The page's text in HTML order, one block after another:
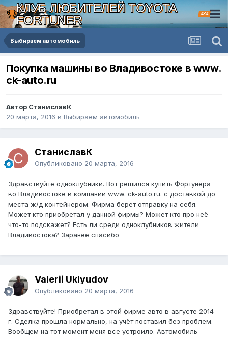
КЛУБ ЛЮБИТЕЛЕЙ TOYOTA
FORTUNER
4X4
Выбираем автомобиль
Покупка машины во Владивостоке в www.
ck-auto.ru
Автор СтаниславК
20 марта, 2016 в Выбираем автомобиль
СтаниславК
Опубликовано 20 марта, 2016
Здравствуйте одноклубники. Вот решился купить Фортунера
во Владивостоке в компании www. ck-auto.ru. с доставкой до
места ж/д контейнером. Фирма берет отправку на себя.
Может кто приобретал у данной фирмы? Может кто про неё
что-то подскажет? Есть ли среди одноклубников жители
Владивостока? Заранее спасибо
Valerii Uklyudov
Опубликовано 20 марта, 2016
Здравствуйте! Приобретал в этой фирме авто в августе 2014
г. Сделка прошла нормально, на учёт поставил без проблем.
Вообщем на тот момент меня все устроило. Автомобиль